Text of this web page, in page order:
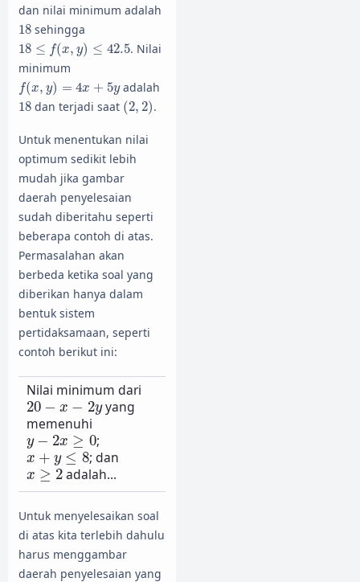
dan nilai minimum adalah
18
18 sehingga
18 ≤ f(x, y) ≤ 42.5
18 ≤f x,y)≤42.5
. Nilai
minimum
f(x, y) = 4x + 5y
f(x, )= +5 adalah
18
18 dan terjadi saat (2, 2)
(2 2) .
Untuk menentukan nilai
optimum sedikit lebih
mudah jika gambar
daerah penyelesaian
sudah diberitahu seperti
beberapa contoh di atas.
Permasalahan akan
berbeda ketika soal yang
diberikan hanya dalam
bentuk sistem
pertidaksamaan, seperti
contoh berikut ini:
Nilai minimum dari
20 − x − 2y
20− x−2y
yang
memenuhi
y − 2x ≥ 0
y−2x≥0 ;
x + y ≤ 8
x+ y ≤8 ; dan
x ≥ 2
x≥2 adalah...
Untuk menyelesaikan soal
di atas kita terlebih dahulu
harus menggambar
daerah penyelesaian yang